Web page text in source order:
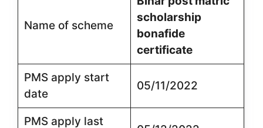
Name of scheme
scholarship
bonafide
certificate
PMS apply start
date
05/11/2022
PMS apply last